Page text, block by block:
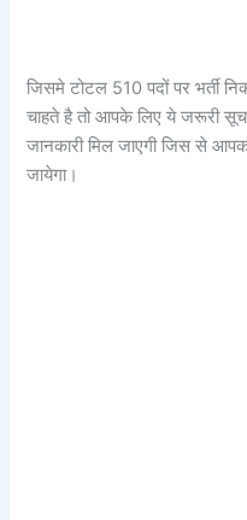
जिसमे टोटल 510 पदों पर भर्ती
चाहते है तो आपके लिए ये जरूरी
जानकारी मिल जाएगी जिस से
जायेगा।